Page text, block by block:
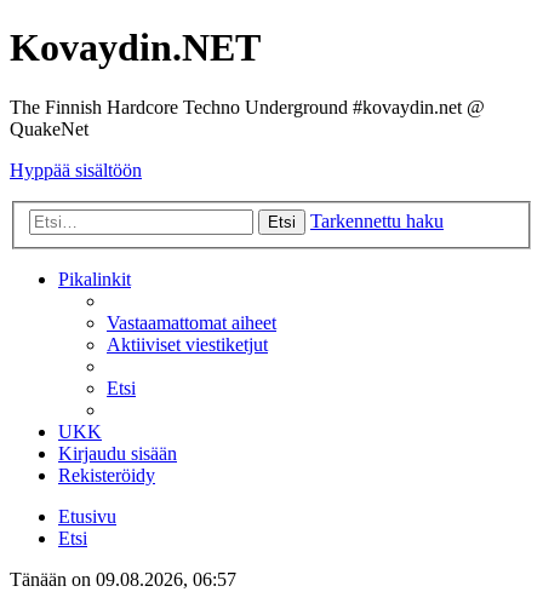
Kovaydin.NET
The Finnish Hardcore Techno Underground #kovaydin.net @
QuakeNet
Hyppää sisältöön
Etsi Tarkennettu haku
Pikalinkit
Vastaamattomat aiheet
Aktiiviset viestiketjut
Etsi
UKK
Kirjaudu sisään
Rekisteröidy
Etusivu
Etsi
Tänään on 09.08.2026, 06:57